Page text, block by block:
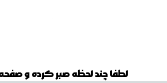
لطفا چند لحظه صبر کرده و